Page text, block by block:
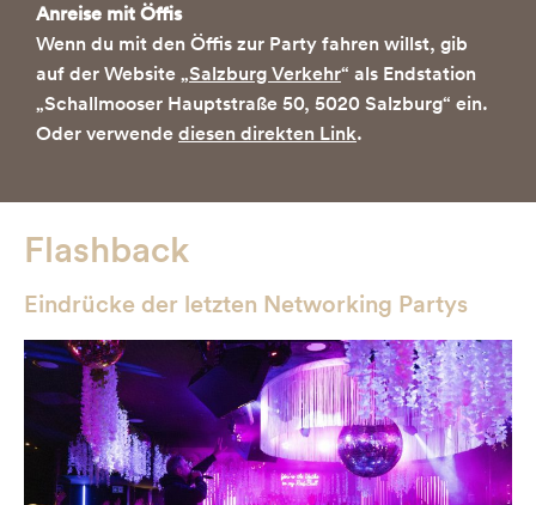
Anreise mit Öffis
Wenn du mit den Öffis zur Party fahren willst, gib
auf der Website „Salzburg Verkehr“ als Endstation
„Schallmooser Hauptstraße 50, 5020 Salzburg“ ein.
Oder verwendediesen direkten Link.
Flashback
Eindrücke der letzten Networking Partys